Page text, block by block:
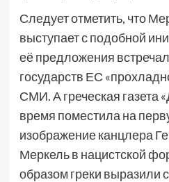
Следует отметить, что
выступает с подобной
её предложения
государств ЕС
СМИ. А греческая газета
время поместила на
изображение канцлера
Меркель в нацистской
образом греки выразили